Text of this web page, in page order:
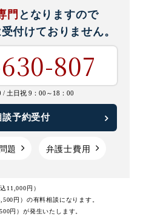
門 となりますので
受付けておりません。
807
/ 土日祝 9：00～18：00
談予約受付
題 弁護士費用
11,000円）
円）の有料相談になります。
円）が発生いたします。